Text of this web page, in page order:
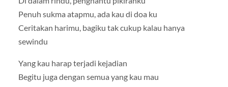
Penuh sukma atapmu, ada kau di doa ku
Ceritakan harimu, bagiku tak cukup kalau hanya
sewindu
Yang kau harap terjadi kejadian
Begitu juga dengan semua yang kau mau